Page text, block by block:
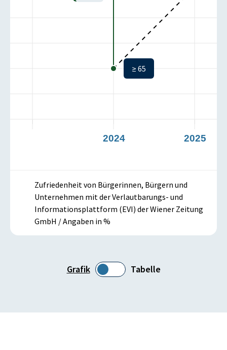
Grafik Tabelle
2024 2025
≥ 65
Istzustand:
Zielzustand:
Zufriedenheit von Bürgerinnen, Bürgern und
Unternehmen mit der Verlautbarungs- und
Informationsplattform (EVI) der Wiener Zeitung
GmbH / Angaben in %